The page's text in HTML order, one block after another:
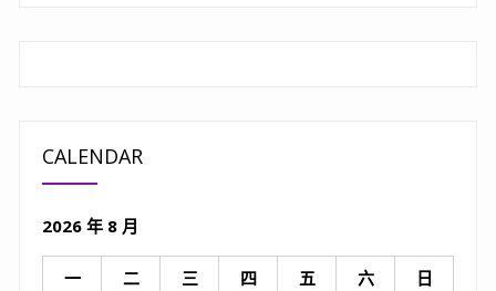
CALENDAR
2026 年 8 月
一 二 三 四 五 六
日